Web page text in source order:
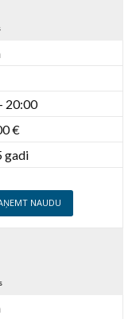
20:00
€
gadi
NAUDU